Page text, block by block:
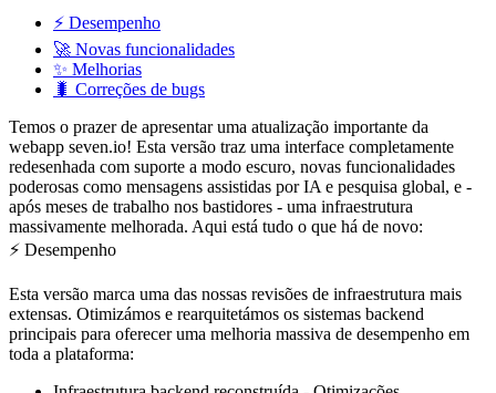
⚡ Desempenho
🚀 Novas funcionalidades
✨ Melhorias
🐛 Correções de bugs
Temos o prazer de apresentar uma atualização importante da
webapp seven.io! Esta versão traz uma interface completamente
redesenhada com suporte a modo escuro, novas funcionalidades
poderosas como mensagens assistidas por IA e pesquisa global, e -
após meses de trabalho nos bastidores - uma infraestrutura
massivamente melhorada. Aqui está tudo o que há de novo:
⚡ Desempenho
Esta versão marca uma das nossas revisões de infraestrutura mais
extensas. Otimizámos e rearquitetámos os sistemas backend
principais para oferecer uma melhoria massiva de desempenho em
toda a plataforma: